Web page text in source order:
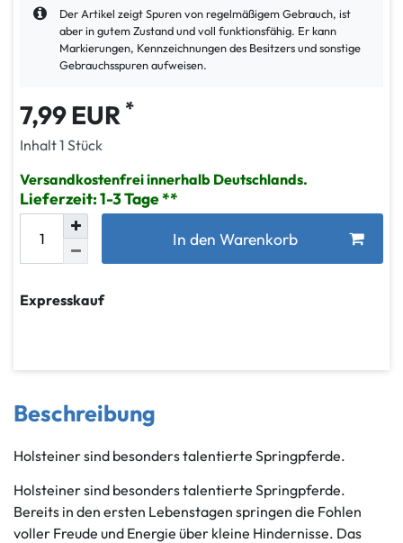
Der Artikel zeigt Spuren von regelmäßigem Gebrauch, ist
aber in gutem Zustand und voll funktionsfähig. Er kann
Markierungen, Kennzeichnungen des Besitzers und sonstige
Gebrauchsspuren aufweisen.
7,99 EUR *
Inhalt1 Stück
Versandkostenfrei innerhalb Deutschlands.
Lieferzeit: 1-3 Tage
In den Warenkorb
Expresskauf
Beschreibung
Holsteiner sind besonders talentierte Springpferde.
Holsteiner sind besonders talentierte Springpferde.
Bereits in den ersten Lebenstagen springen die Fohlen
voller Freude und Energie über kleine Hindernisse. Das